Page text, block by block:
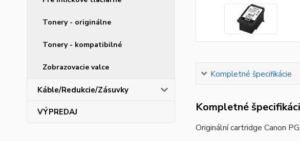
Tonery - originálne
Tonery - kompatibilné
Zobrazovacie valce
Káble/Redukcie/Zásuvky
VÝPREDAJ
Kompletné špecifikácie
Kompletné
Originální cartridge Canon